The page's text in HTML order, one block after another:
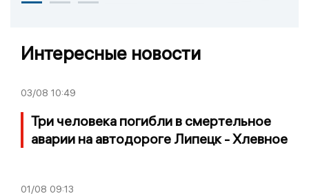
Интересные новости
03/08 10:49
Три человека погибли в смертельное
аварии на автодороге Липецк - Хлевное
01/08 09:13